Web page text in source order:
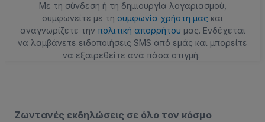
Με τη σύνδεση ή τη δημιουργία λογαριασμού,
συμφωνείτε με τη συμφωνία χρήστη μας και
αναγνωρίζετε την πολιτική απορρήτου μας. Ενδέχεται
να λαμβάνετε ειδοποιήσεις SMS από εμάς και μπορείτε
να εξαιρεθείτε ανά πάσα στιγμή.
Ζωντανές εκδηλώσεις σε όλο τον κόσμο